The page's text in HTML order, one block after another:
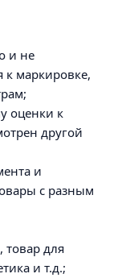
и не
маркировке,
оценки к
другой
и
с разным
товар для
и т.д.;